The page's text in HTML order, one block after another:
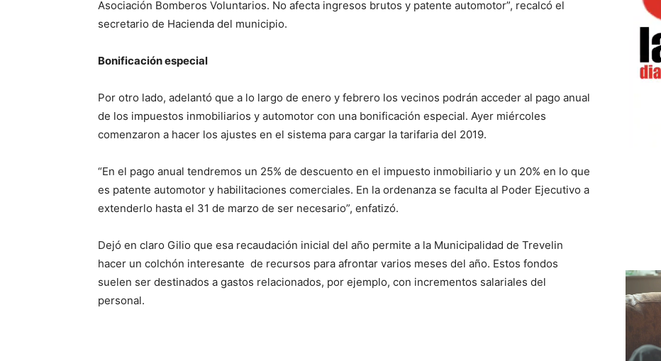
Asociación Bomberos Voluntarios. No afecta ingresos brutos y patente automotor”, recalcó el
secretario de Hacienda del municipio.
Bonificación especial
Por otro lado, adelantó que a lo largo de enero y febrero los vecinos podrán acceder al pago anual
de los impuestos inmobiliarios y automotor con una bonificación especial. Ayer miércoles
comenzaron a hacer los ajustes en el sistema para cargar la tarifaria del 2019.
“En el pago anual tendremos un 25% de descuento en el impuesto inmobiliario y un 20% en lo que
es patente automotor y habilitaciones comerciales. En la ordenanza se faculta al Poder Ejecutivo a
extenderlo hasta el 31 de marzo de ser necesario”, enfatizó.
Dejó en claro Gilio que esa recaudación inicial del año permite a la Municipalidad de Trevelin
hacer un colchón interesante de recursos para afrontar varios meses del año. Estos fondos
suelen ser destinados a gastos relacionados, por ejemplo, con incrementos salariales del
personal.